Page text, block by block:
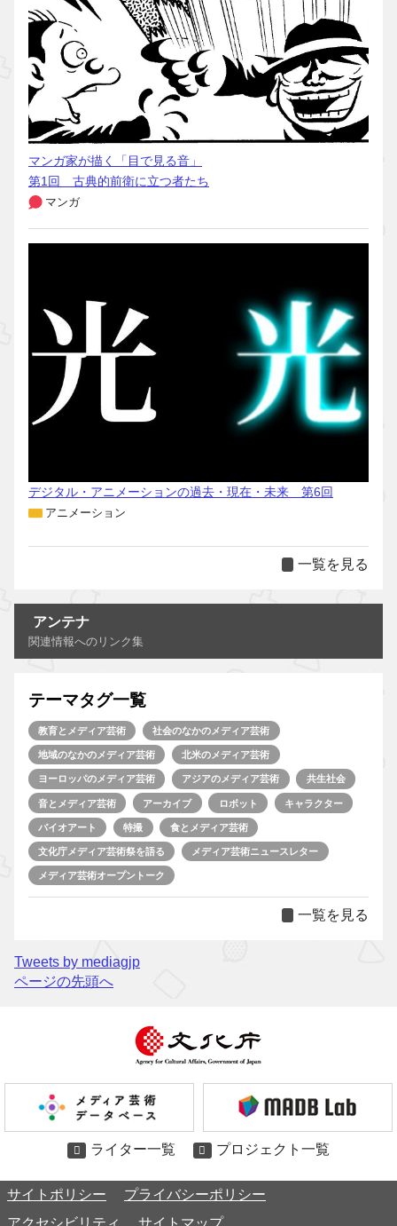
マンガ家が描く「目で見る音」
第1回 古典的前衛に立つ者たち
マンガ
デジタル・アニメーションの過去・現在・未来 第6回
アニメーション
一覧を見る
アンテナ
関連情報へのリンク集
テーマタグ一覧
教育とメディア芸術 社会のなかのメディア芸術
地域のなかのメディア芸術 北米のメディア芸術
ヨーロッパのメディア芸術 アジアのメディア芸術 共生社会
音とメディア芸術 アーカイブ ロボット キャラクター
バイオアート 特撮 食とメディア芸術
文化庁メディア芸術祭を語る メディア芸術ニュースレター
メディア芸術オープントーク
一覧を見る
Tweets by mediagjp
ページの先頭へ
ライター一覧 プロジェクト一覧
サイトポリシー
プライバシーポリシー
アクセシビリティ
サイトマップ